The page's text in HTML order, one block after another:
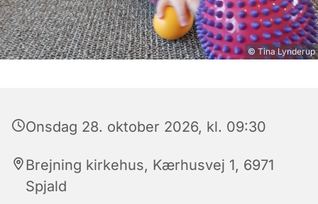
© Tina Lynderup
Onsdag 28. oktober 2026, kl. 09:30
Brejning kirkehus, Kærhusvej 1, 6971
Spjald